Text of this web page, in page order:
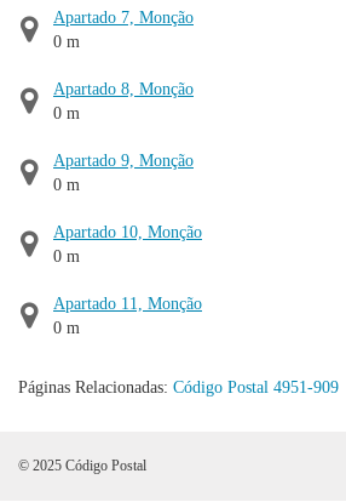
Apartado 7, Monção
0 m
Apartado 8, Monção
0 m
Apartado 9, Monção
0 m
Apartado 10, Monção
0 m
Apartado 11, Monção
0 m
Páginas Relacionadas: Código Postal 4951-909
© 2025 Código Postal